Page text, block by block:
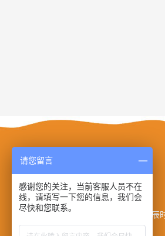
© 湖南长轲科技发展有限公司
地址： 长沙市岳麓区谷山路北辰
电话： 13875924559
请您留言
感谢您的关注，当前客服人员不在
线，请填写一下您的信息，我们会
尽快和您联系。